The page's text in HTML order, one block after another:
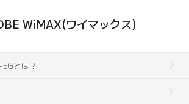
WiMAX(ワイマックス)
とは？